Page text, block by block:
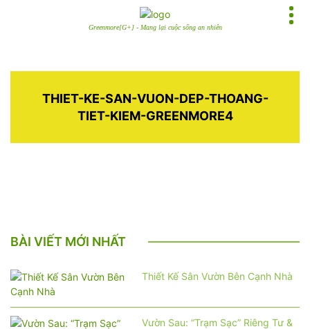
Greenmore[G+] - Mang lại cuộc sống an nhiên
THIET-KE-SAN-VUON-DEP-THOANG-
TIET-KIEM-GREENMORE4
BÀI VIẾT MỚI NHẤT
Thiết Kế Sân Vườn Bên Cạnh Nhà
Vườn Sau: “Trạm Sạc” Riêng Tư &